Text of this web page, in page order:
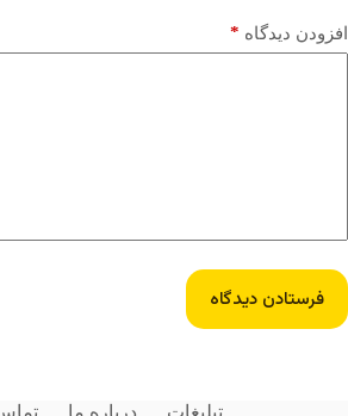
افزودن دیدگاه *
فرستادن دیدگاه
تبلیغات درباره ما تماس